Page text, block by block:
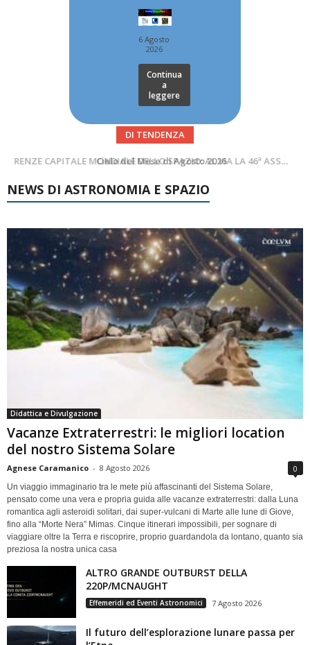
6 Agosto
2026
Continua
a
leggere
DI TENDENZA
Cielo del Mese di Agosto 2026
SUPERNOVAE aggiornamenti del mese – Agosto 2026
NEWS DI ASTRONOMIA E SPAZIO
Didattica e Divulgazione
Vacanze Extraterrestri: le migliori location
del nostro Sistema Solare
Agnese Caramanico - 8 Agosto 2026 0
Un viaggio immaginario tra le mete più affascinanti del Sistema Solare,
pensato come una vera e propria guida alle vacanze extraterrestri: dalla Luna
romantica agli asteroidi solitari, dai super-vulcani di Marte alle lune di Giove,
fino alla “Morte Nera” Mimas. Cinque itinerari impossibili, per sognare di
viaggiare oltre la Terra e riscoprire, proprio guardandola da lontano, quanto sia
preziosa la nostra unica casa
ALTRO GRANDE OUTBURST DELLA
220P/MCNAUGHT
Effemeridi ed Eventi Astronomici 7 Agosto 2026
Il futuro dell’esplorazione lunare passa per